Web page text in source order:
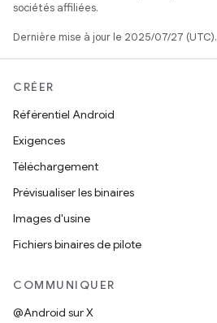
sociétés affiliées.
Dernière mise à jour le 2025/07/27 (UTC).
CRÉER
Référentiel Android
Exigences
Téléchargement
Prévisualiser les binaires
Images d'usine
Fichiers binaires de pilote
COMMUNIQUER
@Android sur X